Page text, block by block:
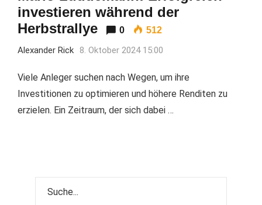
investieren während der
Herbstrallye
0 512
Alexander Rick 8. Oktober 2024 15:00
Viele Anleger suchen nach Wegen, um ihre
Investitionen zu optimieren und höhere Renditen zu
erzielen. Ein Zeitraum, der sich dabei …